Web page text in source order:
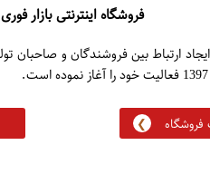
فروشگاه اینترنتی بازار فوری
ارتباط بین فروشندگان و صاحبان